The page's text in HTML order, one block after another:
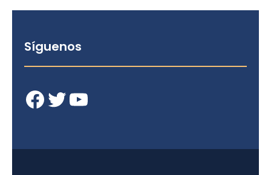
Síguenos
Facebook Twitter YouTube